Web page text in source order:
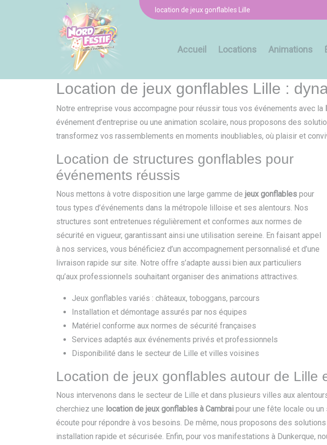
location de jeux gonflables Lille
Accueil Locations Animations
Location de jeux gonflables Lille :
Notre entreprise vous accompagne pour réussir tous vos événements avec la
événement d’entreprise ou une animation scolaire, nous proposons des
transformez vos rassemblements en moments inoubliables, où plaisir et
Location de structures gonflables pour
événements réussis
Nous mettons à votre disposition une large gamme de jeux gonflables pour
tous types d’événements dans la métropole lilloise et ses alentours. Nos
structures sont entretenues régulièrement et conformes aux normes de
sécurité en vigueur, garantissant ainsi une utilisation sereine. En faisant appel
à nos services, vous bénéficiez d’un accompagnement personnalisé et d’une
livraison rapide sur site. Notre offre s’adapte aussi bien aux particuliers
qu’aux professionnels souhaitant organiser des animations attractives.
Jeux gonflables variés : châteaux, toboggans, parcours
Installation et démontage assurés par nos équipes
Matériel conforme aux normes de sécurité françaises
Services adaptés aux événements privés et professionnels
Disponibilité dans le secteur de Lille et villes voisines
Location de jeux gonflables autour de Lille
Nous intervenons dans le secteur de Lille et dans plusieurs villes aux
cherchiez une location de jeux gonflables à Cambrai pour une fête locale ou
écoute pour répondre à vos besoins. De même, nous proposons des
installation rapide et sécurisée. Enfin, pour vos manifestations à
Panneau de gestion des cookies